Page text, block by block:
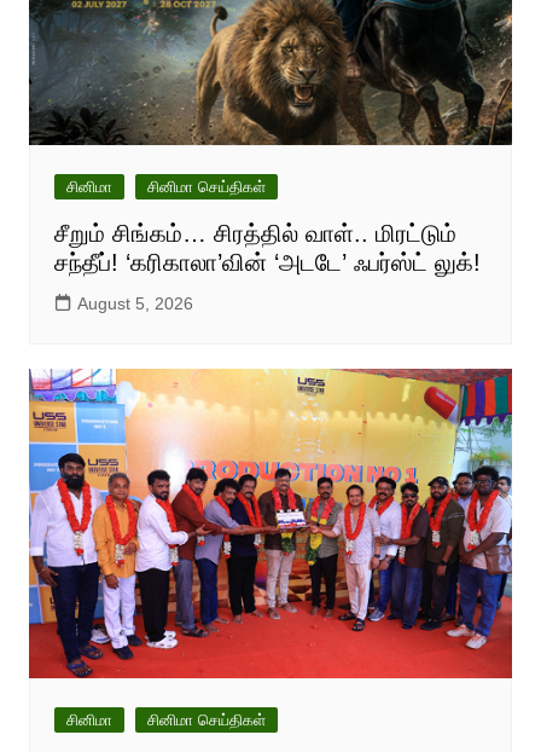
சினிமா சினிமா செய்திகள்
சீறும் சிங்கம்… சிரத்தில் வாள்.. மிரட்டும்
சந்தீப்! ‘கரிகாலா’வின் ‘அடடே’ ஃபர்ஸ்ட் லுக்!
August 5, 2026
சினிமா சினிமா செய்திகள்